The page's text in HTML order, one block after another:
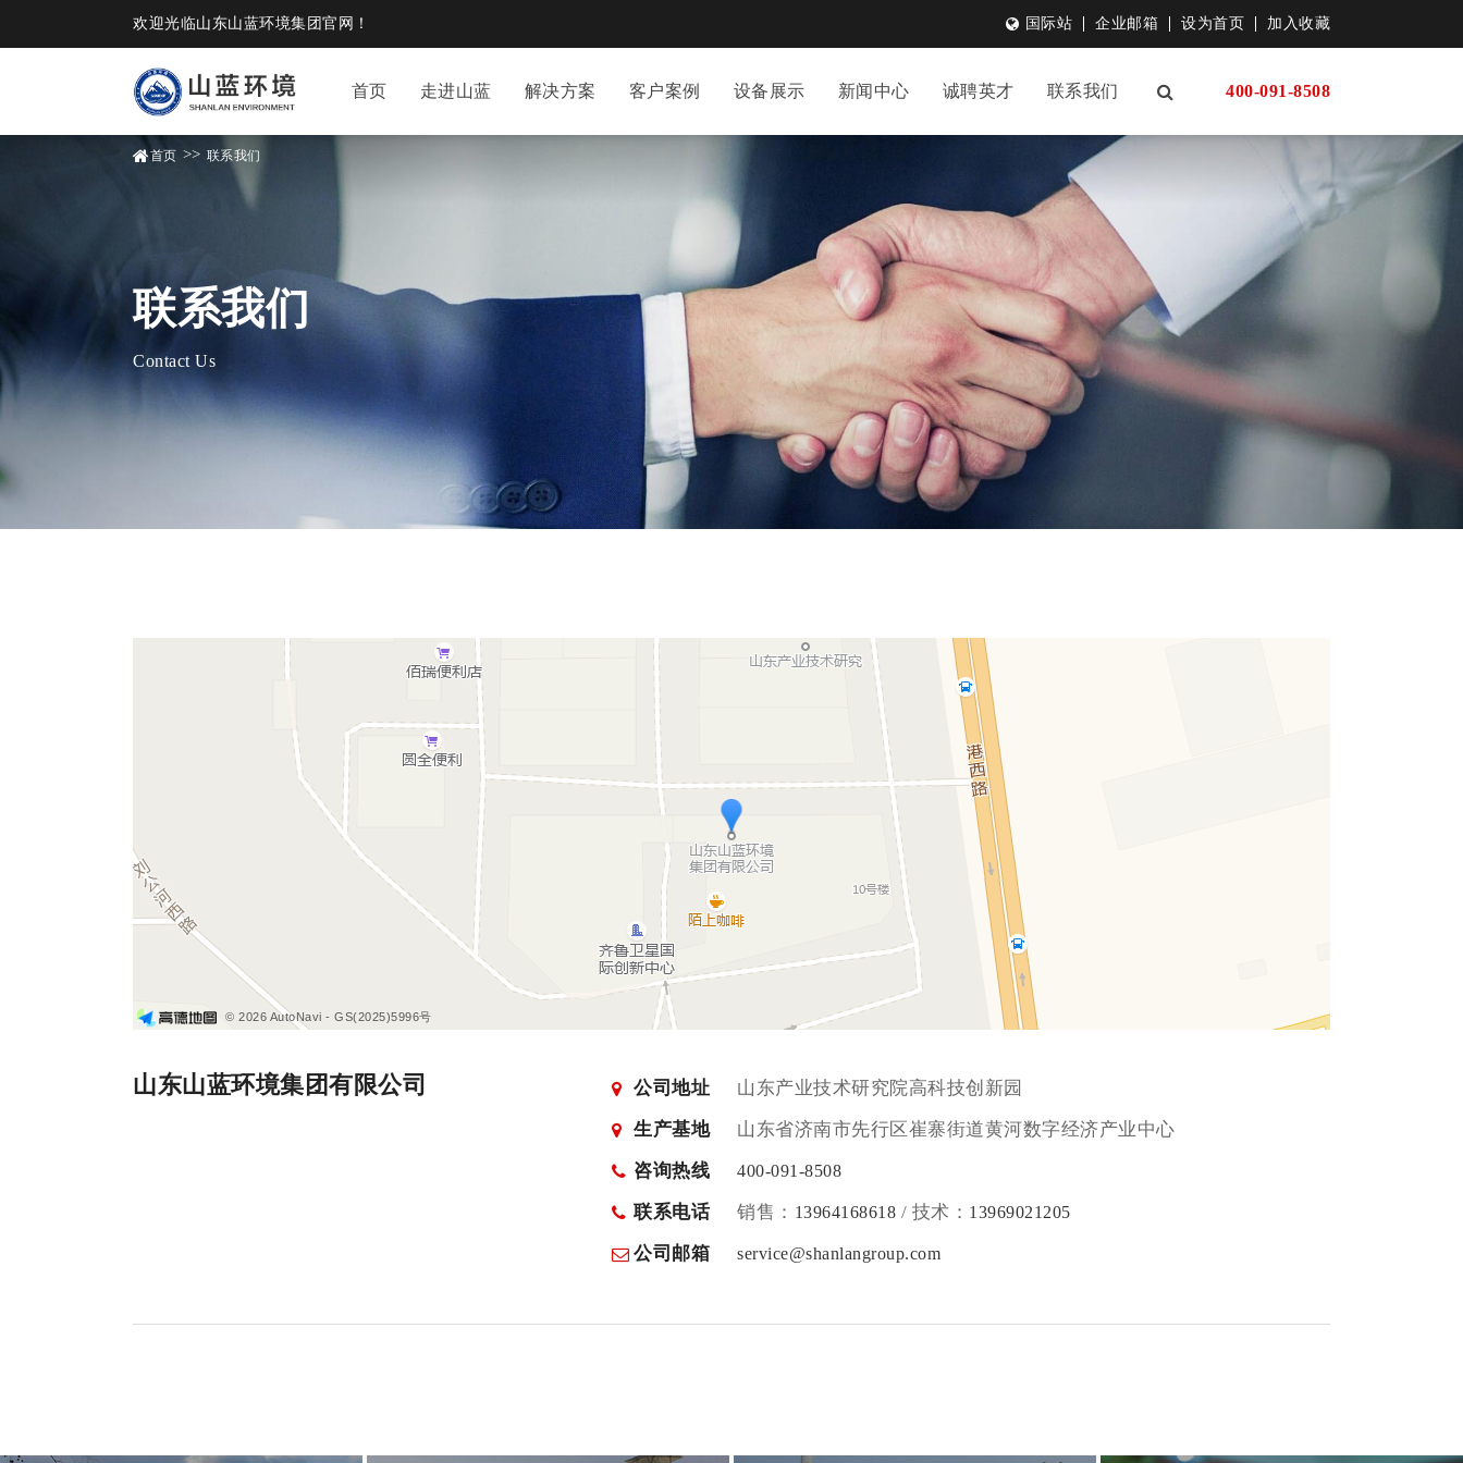
欢迎光临山东山蓝环境集团官网！ 国际站 企业邮箱 设为首页 加入收藏
首页 走进山蓝 解决方案 客户案例 设备展示 新闻中心 诚聘英才 联系我们 400-091-8508
联系我们
Contact Us
首页 >> 联系我们
© 2026 AutoNavi - GS(2025)5996号
山东山蓝环境集团有限公司 公司地址
山东产业技术研究院高科技创新园
生产基地
山东省济南市先行区崔寨街道黄河数字经济产业中心
咨询热线
400-091-8508
联系电话 销售： 13964168618 / 技术： 13969021205
公司邮箱 service@shanlangroup.com